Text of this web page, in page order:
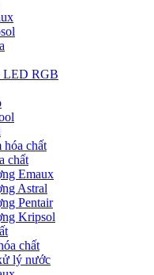
LED RGB
hóa chất
chất
Emaux
Astral
Pentair
Kripsol
chất
lý nước